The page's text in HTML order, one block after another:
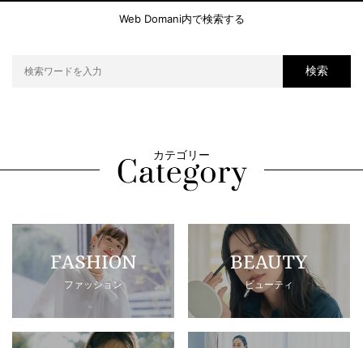
Web Domani内で検索する
検索
カテゴリー
FASHION
ファッション
BEAUTY
ビューティ